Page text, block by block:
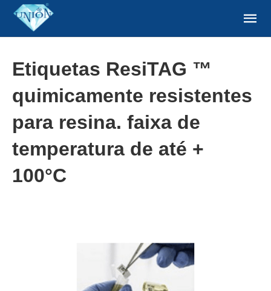
Etiquetas ResiTAG ™
quimicamente resistentes
para resina. faixa de
temperatura de até +
100°C